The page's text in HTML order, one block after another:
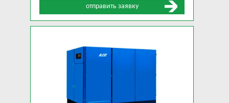
отправить заявку